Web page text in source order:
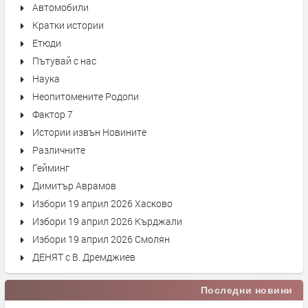
Автомобили
Кратки истории
Етюди
Пътувай с нас
Наука
Неопитомените Родопи
Фактор 7
Истории извън Новините
Различните
Гейминг
Димитър Аврамов
Избори 19 април 2026 Хасково
Избори 19 април 2026 Кърджали
Избори 19 април 2026 Смолян
ДЕНЯТ с В. Дремджиев
Последни новини